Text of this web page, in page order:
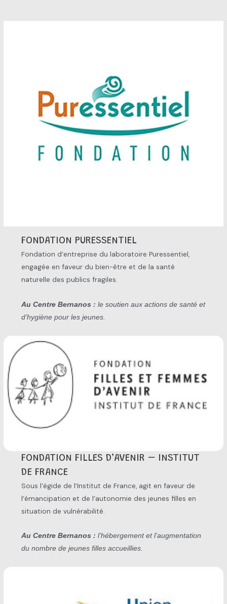
FONDATION PURESSENTIEL
Fondation d’entreprise du laboratoire Puressentiel,
engagée en faveur du bien-être et de la santé
naturelle des publics fragiles.
Au Centre Bernanos : le soutien aux actions de santé et
d’hygiène pour les jeunes.
FONDATION FILLES D’AVENIR – INSTITUT
DE FRANCE
Sous l’égide de l’Institut de France, agit en faveur de
l’émancipation et de l’autonomie des jeunes filles en
situation de vulnérabilité.
Au Centre Bernanos : l’hébergement et l’augmentation
du nombre de jeunes filles accueillies.